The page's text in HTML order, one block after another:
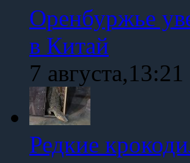
Оренбуржье
в Китай
7 августа,13:21
Редкие